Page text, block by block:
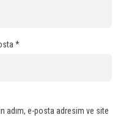
*
adım, e-posta adresim ve site